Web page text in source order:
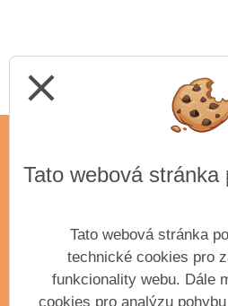
ADRESA
příspěvková
Krátká
Příbram III,
IČO:
close
Tato webová
Tato webová stránka
technické cookies pro
funkcionality webu. Dále
cookies pro analýzu